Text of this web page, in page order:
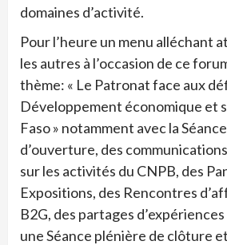
domaines d’activité.
Pour l’heure un menu alléchant
les autres à l’occasion de ce
thème: « Le Patronat face aux
Développement économique et
Faso » notamment avec la
d’ouverture, des
sur les activités du CNPB, des
Expositions, des Rencontres
B2G, des partages
une Séance plénière de clôture